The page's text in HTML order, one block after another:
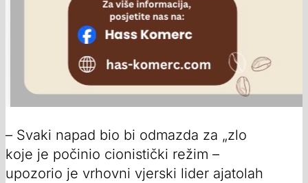
– Svaki napad bio bi odmazda za „zlo
koje je počinio cionistički režim –
upozorio je vrhovni vjerski lider ajatolah